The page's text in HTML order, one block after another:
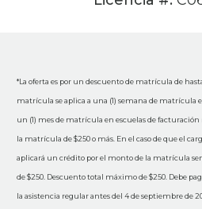
*La oferta es por un descuento de matrícula de
matrícula se aplica a una (1) semana de matrícula
un (1) mes de matrícula en escuelas de facturación
la matrícula de $250 o más. En el caso de que el
aplicará un crédito por el monto de la matrícula
de $250. Descuento total máximo de $250. Debe
la asistencia regular antes del 4 de septiembre de